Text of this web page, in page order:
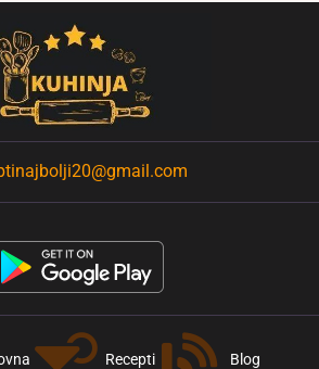
Recepti Blog